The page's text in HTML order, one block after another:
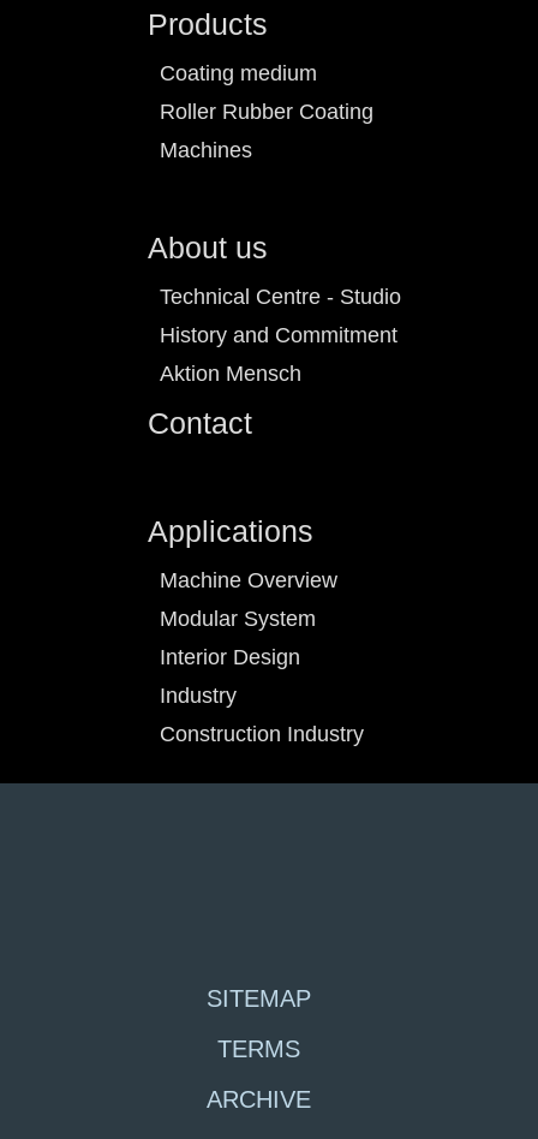
Products
Coating medium
Roller Rubber Coating
Machines
About us
Technical Centre - Studio
History and Commitment
Aktion Mensch
Contact
Applications
Machine Overview
Modular System
Interior Design
Industry
Construction Industry
SITEMAP
TERMS
ARCHIVE